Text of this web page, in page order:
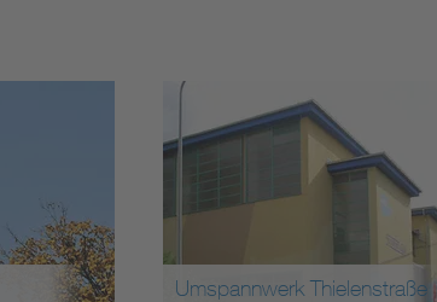
Umspannwerk Thielenstraße